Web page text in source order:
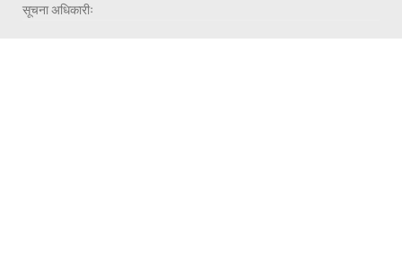
सूचना अधिकारीः